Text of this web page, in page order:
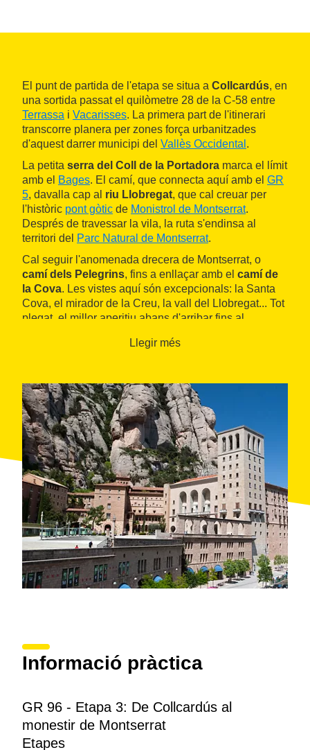
El punt de partida de l'etapa se situa a Collcardús, en
una sortida passat el quilòmetre 28 de la C-58 entre
Terrassa i Vacarisses. La primera part de l'itinerari
transcorre planera per zones força urbanitzades
d'aquest darrer municipi del Vallès Occidental .
La petita serra del Coll de la Portadora marca el límit
amb el Bages. El camí, que connecta aquí amb el GR
5, davalla cap al riu Llobregat, que cal creuar per
l'històric pont gòtic de Monistrol de Montserrat.
Després de travessar la vila, la ruta s'endinsa al
territori del Parc Natural de Montserrat.
Cal seguir l'anomenada drecera de Montserrat, o
camí dels Pelegrins, fins a enllaçar amb el camí de
la Cova. Les vistes aquí són excepcionals: la Santa
Cova, el mirador de la Creu, la vall del Llobregat... Tot
plegat, el millor aperitiu abans d'arribar fins al
i passant per l'estació superior de l'
Llegir més
Informació pràctica
GR 96 - Etapa 3: De Collcardús al
monestir de Montserrat
Etapes